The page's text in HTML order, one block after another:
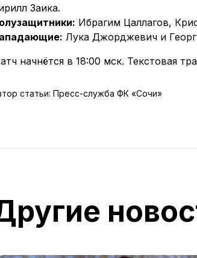
Заика.
Ибрагим Цаллагов,
Лука Джорджевич и
начнётся в 18:00 мск. Текстовая
статьи: Пресс-служба ФК «Сочи»